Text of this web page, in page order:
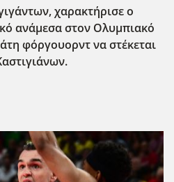
χαρακτήρισε ο
ανάμεσα στον Ολυμπιακό
φόργουορντ να στέκεται